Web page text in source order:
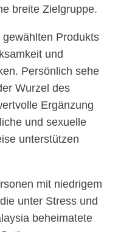
breite Zielgruppe.
Produkts
und
Persönlich sehe
Wurzel des
Ergänzung
und sexuelle
unterstützen
mit niedrigem
unter Stress und
beheimatete